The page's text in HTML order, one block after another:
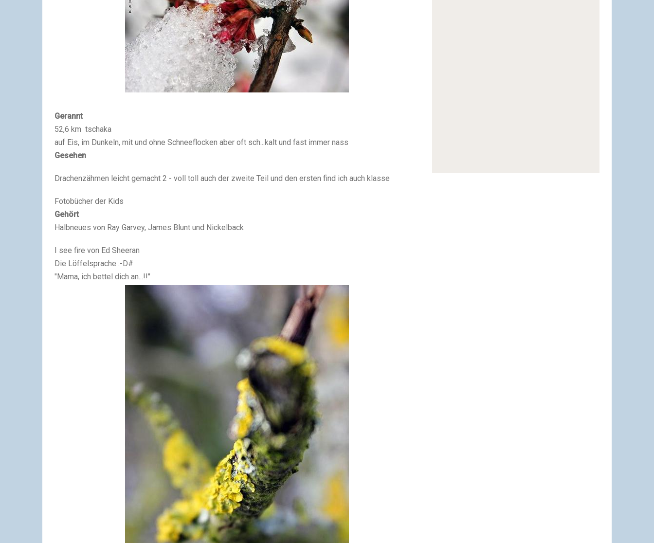
Gerannt
52,6 km tschaka
auf Eis, im Dunkeln, mit und ohne Schneeflocken aber oft sch...kalt und fast immer nass
Gesehen
Drachenzähmen leicht gemacht 2 - voll toll auch der zweite Teil und den ersten find ich auch klasse
Fotobücher der Kids
Gehört
Halbneues von Ray Garvey, James Blunt und Nickelback
I see fire von Ed Sheeran
Die Löffelsprache :-D#
"Mama, ich bettel dich an...!!"